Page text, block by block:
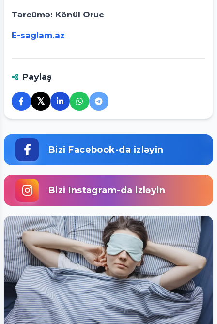
Tərcümə: Könül Oruc
E-saglam.az
Paylaş
𝕏
Bizi Facebook-da izləyin
Bizi Instagram-da izləyin